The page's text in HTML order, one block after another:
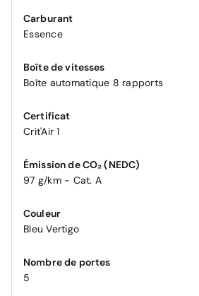
Carburant
Essence
Boîte de vitesses
Boîte automatique 8 rapports
Certificat
Crit'Air 1
Émission de CO₂ (NEDC)
97 g/km - Cat. A
Couleur
Bleu Vertigo
Nombre de portes
5